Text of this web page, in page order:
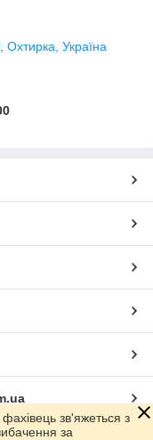
Охтирка, Україна
зв'яжеться з
за